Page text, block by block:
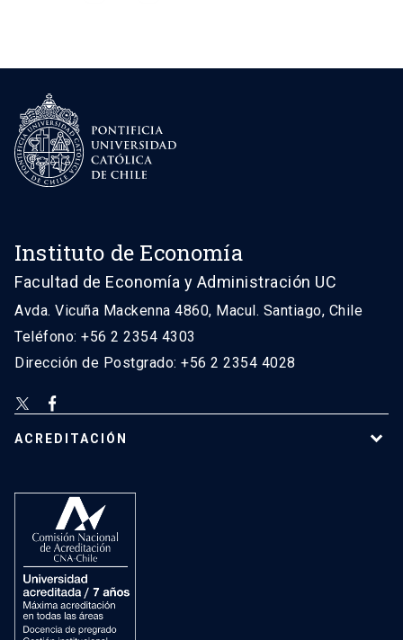
Instituto de Economía
Facultad de Economía y Administración UC
Avda. Vicuña Mackenna 4860, Macul. Santiago, Chile
Teléfono: +56 2 2354 4303
Dirección de Postgrado: +56 2 2354 4028
ACREDITACIÓN